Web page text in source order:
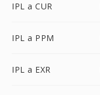
IPL a CUR
IPL a PPM
IPL a EXR